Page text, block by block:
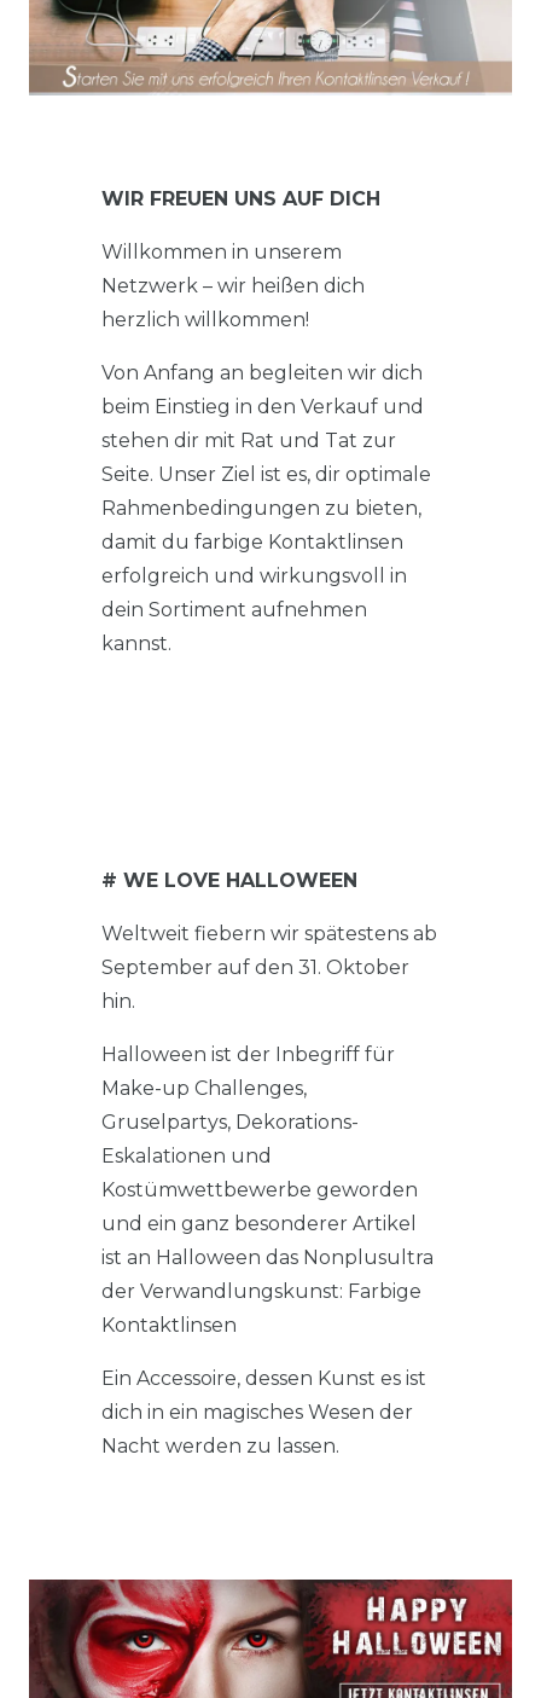
WIR FREUEN UNS AUF DICH
Willkommen in unserem
Netzwerk – wir heißen dich
herzlich willkommen!
Von Anfang an begleiten wir dich
beim Einstieg in den Verkauf und
stehen dir mit Rat und Tat zur
Seite. Unser Ziel ist es, dir optimale
Rahmenbedingungen zu bieten,
damit du farbige Kontaktlinsen
erfolgreich und wirkungsvoll in
dein Sortiment aufnehmen
kannst.
# WE LOVE HALLOWEEN
Weltweit fiebern wir spätestens ab
September auf den 31. Oktober
hin.
Halloween ist der Inbegriff für
Make-up Challenges,
Gruselpartys, Dekorations-
Eskalationen und
Kostümwettbewerbe geworden
und ein ganz besonderer Artikel
ist an Halloween das Nonplusultra
der Verwandlungskunst: Farbige
Kontaktlinsen
Ein Accessoire, dessen Kunst es ist
dich in ein magisches Wesen der
Nacht werden zu lassen.